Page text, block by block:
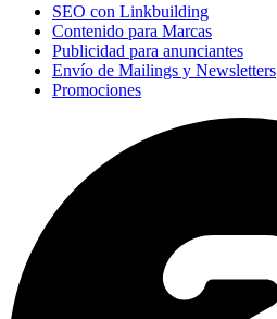
SEO con Linkbuilding
Contenido para Marcas
Publicidad para anunciantes
Envío de Mailings y Newsletters
Promociones